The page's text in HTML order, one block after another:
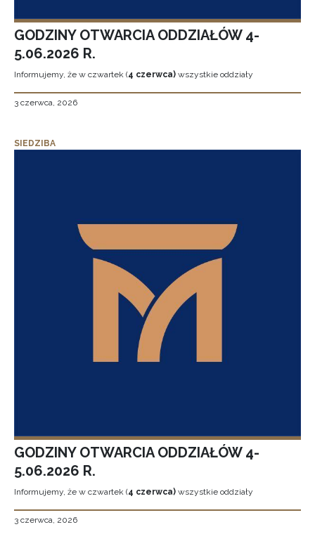
GODZINY OTWARCIA ODDZIAŁÓW 4-
5.06.2026 R.
Informujemy, że w czwartek (4 czerwca) wszystkie oddziały
3 czerwca, 2026
SIEDZIBA
GODZINY OTWARCIA ODDZIAŁÓW 4-
5.06.2026 R.
Informujemy, że w czwartek (4 czerwca) wszystkie oddziały
3 czerwca, 2026